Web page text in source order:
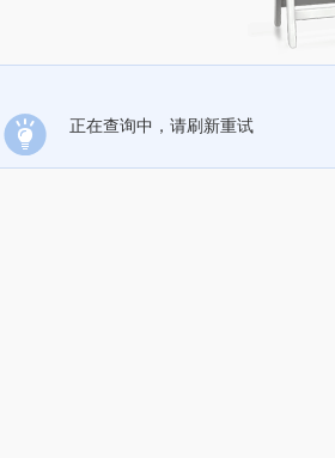
正在查询中，请刷新重试